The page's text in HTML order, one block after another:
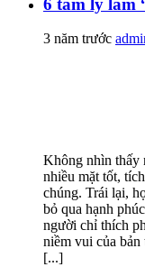
3 năm trước
Không nhìn thấy
nhiều mặt tốt,
chúng. Trái lại,
bỏ qua hạnh
người chỉ thích
niềm vui của
[...]